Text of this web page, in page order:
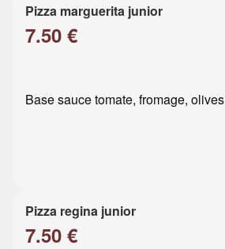
Pizza marguerita junior
7.50 €
Base sauce tomate, fromage, olives
Pizza regina junior
7.50 €